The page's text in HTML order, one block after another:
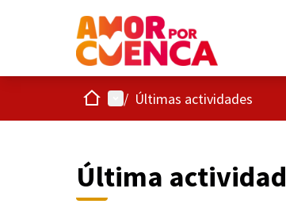
InicioMenú principal
/ Últimas actividades
Última actividad